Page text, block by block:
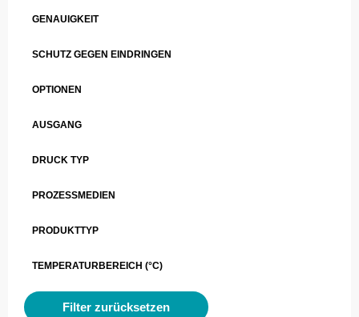
GENAUIGKEIT
SCHUTZ GEGEN EINDRINGEN
OPTIONEN
AUSGANG
DRUCK TYP
PROZESSMEDIEN
PRODUKTTYP
TEMPERATURBEREICH (°C)
Filter zurücksetzen